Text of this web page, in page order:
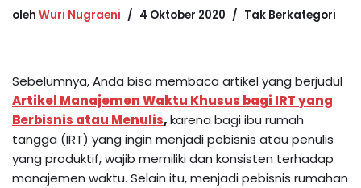
oleh Wuri Nugraeni 4 Oktober 2020 Tak Berkategori
Sebelumnya, Anda bisa membaca artikel yang berjudul
Artikel Manajemen Waktu Khusus bagi IRT yang
Berbisnis atau Menulis,karena bagi ibu rumah
tangga (IRT) yang ingin menjadi pebisnis atau penulis
yang produktif, wajib memiliki dan konsisten terhadap
manajemen waktu. Selain itu, menjadi pebisnis rumahan